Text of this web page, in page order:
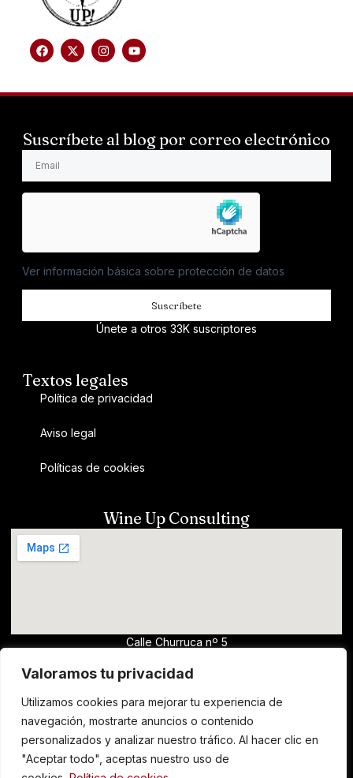
Valoramos tu privacidad
Utilizamos cookies para mejorar tu experiencia de
navegación, mostrarte anuncios o contenido
personalizados y analizar nuestro tráfico. Al hacer clic en
"Aceptar todo", aceptas nuestro uso de
Suscríbete al blog por correo electrónico
Ver información básica sobre protección de datos
Suscríbete
Únete a otros 33K suscriptores
Textos legales
Política de privacidad
Aviso legal
Políticas de cookies
Wine Up Consulting
Calle Churruca nº 5
horario comercial - Para solicitar catas de